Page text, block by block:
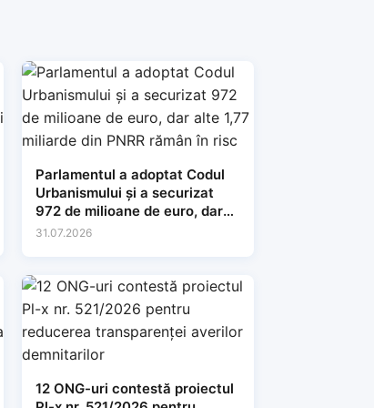
Parlamentul a adoptat Codul
Urbanismului și a securizat
972 de milioane de euro, dar
alte 1,77 miliarde din PNRR
31.07.2026
12 ONG-uri contestă proiectul